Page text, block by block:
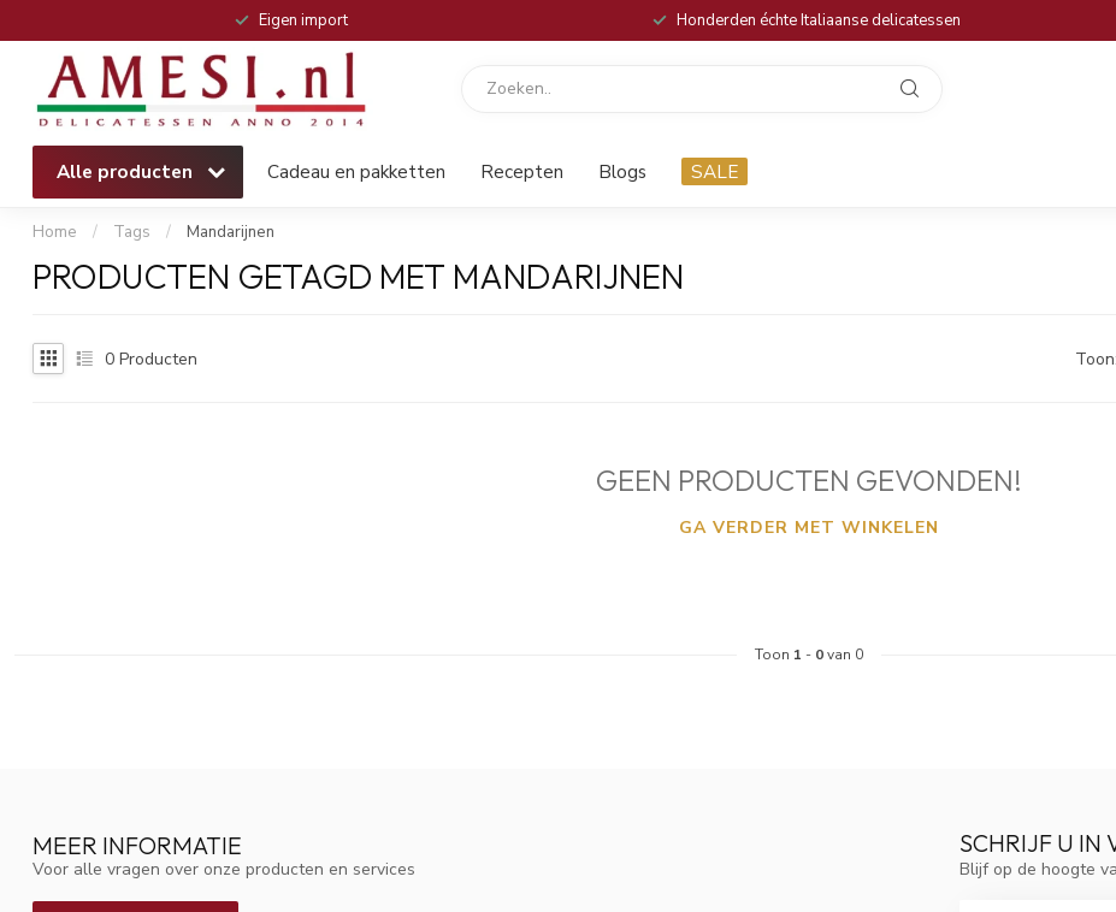
Eigen import Honderden échte Italiaanse delicatessen
Alle producten Cadeau en pakketten Recepten Blogs SALE
Home / Tags / Mandarijnen
PRODUCTEN GETAGD MET MANDARIJNEN
0 Producten Toon:
GEEN PRODUCTEN GEVONDEN!
GA VERDER MET WINKELEN
Toon 1 - 0van 0
MEER INFORMATIE
Voor alle vragen over onze producten en services
SCHRIJF U IN
Blijf op de hoogte